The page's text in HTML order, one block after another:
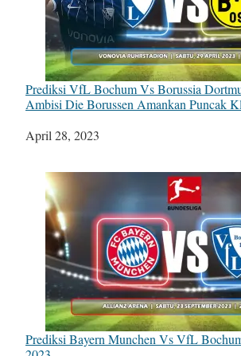
Prediksi VfL Bochum Vs Borussia
Ambisi Die Borussen Amankan Puncak
Tanggal
April 28, 2023
Prediksi Bayern Munchen Vs VfL